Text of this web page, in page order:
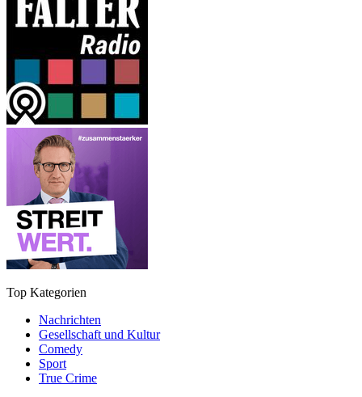
Top Kategorien
Nachrichten
Gesellschaft und Kultur
Comedy
Sport
True Crime